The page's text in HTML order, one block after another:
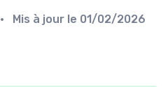
• Mis à jour le 01/02/2026